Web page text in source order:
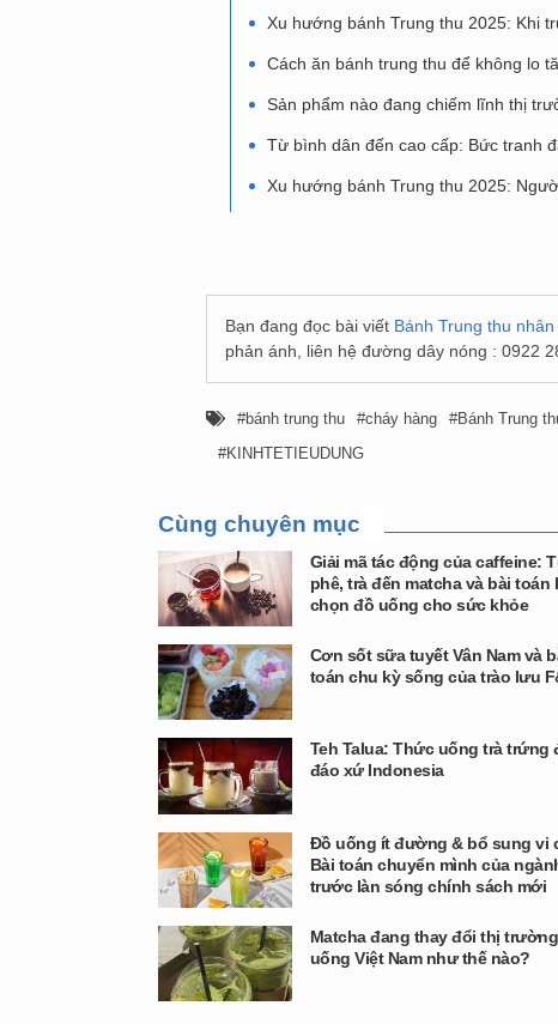
Xu hướng bánh Trung thu 2025: Khi
Cách ăn bánh trung thu để không lo
Sản phẩm nào đang chiếm lĩnh thị
Từ bình dân đến cao cấp: Bức tranh
Xu hướng bánh Trung thu 2025:
Bạn đang đọc bài viết Bánh Trung thu
phản ánh, liên hệ đường dây nóng : 0922
bánh trung thu cháy hàng Bánh Trung
KINHTETIEUDUNG
Cùng chuyên mục
Giải mã tác động của caffeine:
phê, trà đến matcha và bài toán
chọn đồ uống cho sức khỏe
Cơn sốt sữa tuyết Vân Nam và
toán chu kỳ sống của trào lưu
Teh Talua: Thức uống trà trứng
đáo xứ Indonesia
Đồ uống ít đường & bổ sung vi
Bài toán chuyển mình của
trước làn sóng chính sách mới
Matcha đang thay đổi thị
uống Việt Nam như thế nào?